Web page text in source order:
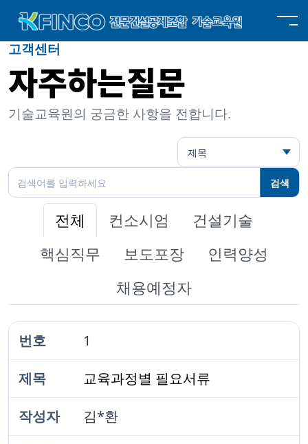
고객센터
자주하는질문
기술교육원의 궁금한 사항을 전합니다.
검색
전체 컨소시엄
건설기술
핵심직무
보도포장
인력양성
채용예정자
1
교육과정별 필요서류
김*환